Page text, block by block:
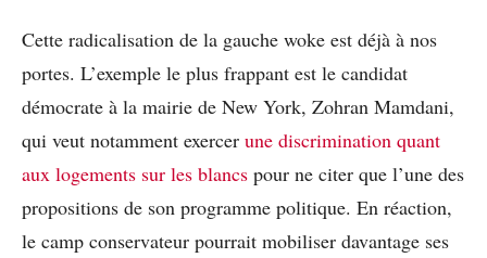
Cette radicalisation de la gauche woke est déjà à nos
portes. L’exemple le plus frappant est le candidat
démocrate à la mairie de New York, Zohran Mamdani,
qui veut notamment exercer une discrimination quant
aux logements sur les blancs pour ne citer que l’une des
propositions de son programme politique. En réaction,
le camp conservateur pourrait mobiliser davantage ses